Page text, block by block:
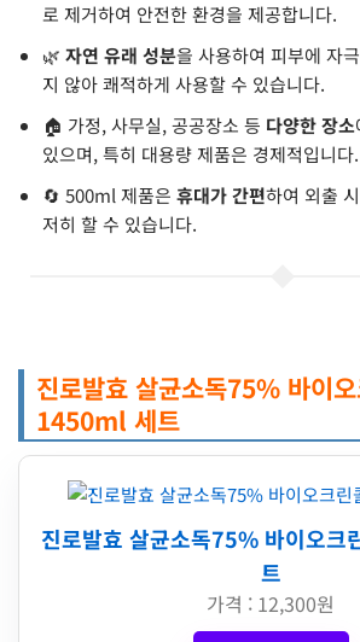
로 제거하여 안전한 환경을 제공합니다.
🌿 자연 유래 성분을 사용하여 피부에 자
지 않아 쾌적하게 사용할 수 있습니다.
🏠 가정, 사무실, 공공장소 등 다양한 장소
있으며, 특히 대용량 제품은 경제적입니다.
🔄 500ml 제품은 휴대가 간편하여 외출
저히 할 수 있습니다.
진로발효 살균소독75% 바이
1450ml 세트
진로발효 살균소독75% 바이오
트
가격 : 12,300원